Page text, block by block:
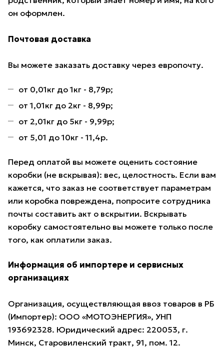
он оформлен.
Почтовая доставка
Вы можете заказать доставку через европочту.
от 0,01кг до 1кг - 8,79р;
от 1,01кг до 2кг - 8,99р;
от 2,01кг до 5кг - 9,99р;
от 5,01 до 10кг - 11,4р.
Перед оплатой вы можете оценить состояние
коробки (не вскрывая): вес, целостность. Если вам
кажется, что заказ не соответствует параметрам
или коробка повреждена, попросите сотрудника
почты составить акт о вскрытии. Вскрывать
коробку самостоятельно вы можете только после
того, как оплатили заказ.
Информация об импортере и сервисных
организациях
Организация, осуществляющая ввоз товаров в РБ
(Импортер): ООО «МОТОЭНЕРГИЯ», УНП
193692328. Юридический адрес: 220053, г.
Минск, Старовиленский тракт, 91, пом. 12.